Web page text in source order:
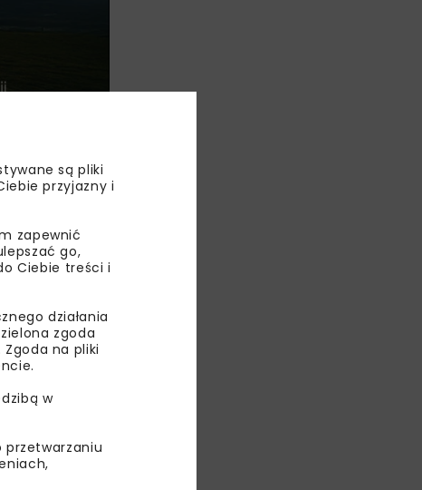
są pliki
przyjazny i
zapewnić
go,
Ciebie treści i
działania
zgoda
na pliki
w
przetwarzaniu